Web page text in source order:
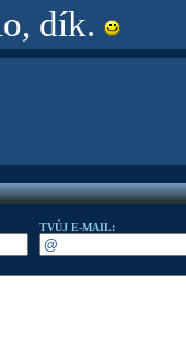
dík.
TVŮJ E-MAIL: